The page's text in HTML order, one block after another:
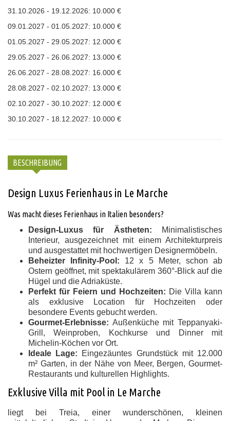
31.10.2026 - 19.12.2026: 10.000 €
09.01.2027 - 01.05.2027: 10.000 €
01.05.2027 - 29.05.2027: 12.000 €
29.05.2027 - 26.06.2027: 13.000 €
26.06.2027 - 28.08.2027: 16.000 €
28.08.2027 - 02.10.2027: 13.000 €
02.10.2027 - 30.10.2027: 12.000 €
30.10.2027 - 18.12.2027: 10.000 €
BESCHREIBUNG
Design Luxus Ferienhaus in Le Marche
Was macht dieses Ferienhaus in Italien besonders?
Design-Luxus für Ästheten: Minimalistisches
Interieur, ausgezeichnet mit einem Architekturpreis
und ausgestattet mit hochwertigen Designermöbeln.
Beheizter Infinity-Pool: 12 x 5 Meter, schon ab
Ostern geöffnet, mit spektakulärem 360°-Blick auf die
Hügel und die Adriaküste.
Perfekt für Feiern und Hochzeiten: Die Villa kann
als exklusive Location für Hochzeiten oder
besondere Events gebucht werden.
Gourmet-Erlebnisse: Außenküche mit Teppanyaki-
Grill, Weinproben, Kochkurse und Dinner mit
Michelin-Köchen vor Ort.
Ideale Lage: Eingezäuntes Grundstück mit 12.000
m² Garten, in der Nähe von Meer, Bergen, Gourmet-
Restaurants und kulturellen Highlights.
Exklusive Villa mit Pool in Le Marche
liegt bei Treia, einer wunderschönen, kleinen